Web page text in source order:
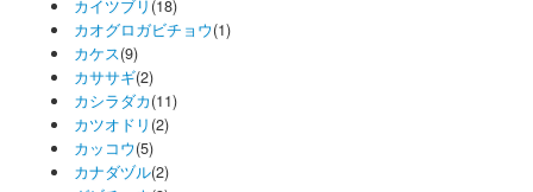
カイツブリ (18)
カオグロガビチョウ(1)
カケス(9)
カササギ(2)
カシラダカ(11)
カツオドリ (2)
カッコウ(5)
カナダヅル(2)